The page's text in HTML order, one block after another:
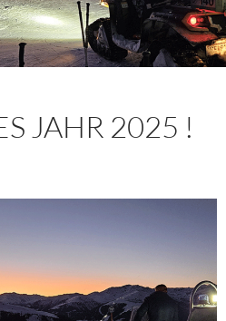
JAHR 2025 !